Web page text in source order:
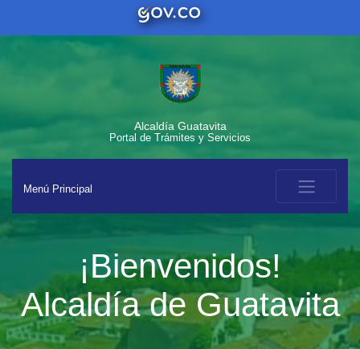
Alcaldía Guatavita
Portal de Trámites y Servicios
Menú Principal
¡Bienvenidos!
Alcaldía de Guatavita